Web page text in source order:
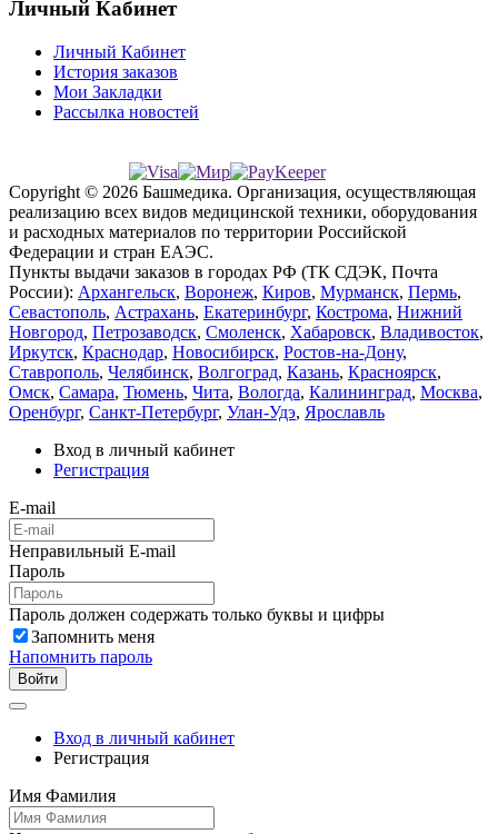
Личный Кабинет
Личный Кабинет
История заказов
Мои Закладки
Рассылка новостей
Copyright © 2026 Башмедика. Организация, осуществляющая
реализацию всех видов медицинской техники, оборудования
и расходных материалов по территории Российской
Федерации и стран ЕАЭС.
Пункты выдачи заказов в городах РФ (ТК СДЭК, Почта
России): Архангельск, Воронеж, Киров, Мурманск, Пермь,
Севастополь, Астрахань, Екатеринбург, Кострома, Нижний
Новгород, Петрозаводск, Смоленск, Хабаровск, Владивосток,
Иркутск, Краснодар, Новосибирск, Ростов-на-Дону,
Ставрополь, Челябинск, Волгоград, Казань, Красноярск,
Омск, Самара, Тюмень, Чита, Вологда, Калининград, Москва,
Оренбург, Санкт-Петербург, Улан-Удэ, Ярославль
Вход в личный кабинет
Регистрация
E-mail
Неправильный E-mail
Пароль
Пароль должен содержать только буквы и цифры
Запомнить меня
Напомнить пароль
Войти
Вход в личный кабинет
Регистрация
Имя Фамилия